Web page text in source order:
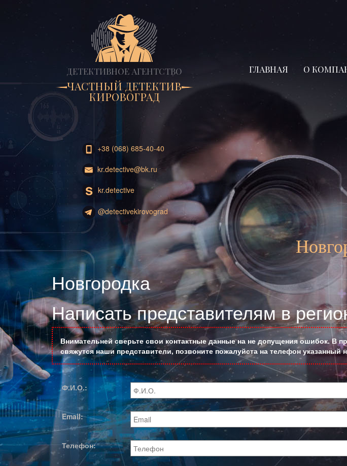
ДЕТЕКТИВНОЕ АГЕНТСТВО
ЧАСТНЫЙ ДЕТЕКТИВ
КИРОВОГРАД
ГЛАВНАЯ О
+38 (068) 685-40-40
kr.detective@bk.ru
kr.detective
@detectivekirovograd
Новгородка
Написать представителям в
Внимательней сверьте свои контактные данные на не допущения ошибок. В
свяжутся наши представители, позвоните пожалуйста на телефон указанный
Ф.И.О.:
Email:
Телефон: